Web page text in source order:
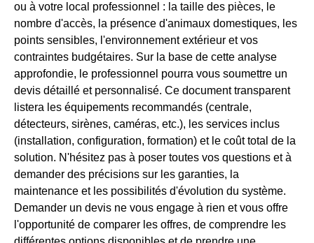
ou à votre local professionnel : la taille des pièces, le
nombre d'accès, la présence d'animaux domestiques, les
points sensibles, l'environnement extérieur et vos
contraintes budgétaires. Sur la base de cette analyse
approfondie, le professionnel pourra vous soumettre un
devis détaillé et personnalisé. Ce document transparent
listera les équipements recommandés (centrale,
détecteurs, sirènes, caméras, etc.), les services inclus
(installation, configuration, formation) et le coût total de la
solution. N'hésitez pas à poser toutes vos questions et à
demander des précisions sur les garanties, la
maintenance et les possibilités d'évolution du système.
Demander un devis ne vous engage à rien et vous offre
l'opportunité de comparer les offres, de comprendre les